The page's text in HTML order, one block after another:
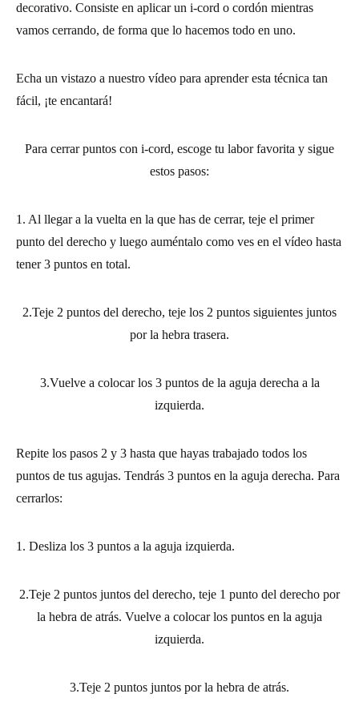
decorativo. Consiste en aplicar un i-cord o cordón mientras
vamos cerrando, de forma que lo hacemos todo en uno.
Echa un vistazo a nuestro vídeo para aprender esta técnica tan
fácil, ¡te encantará!
Para cerrar puntos con i-cord, escoge tu labor favorita y sigue
estos pasos:
1. Al llegar a la vuelta en la que has de cerrar, teje el primer
punto del derecho y luego auméntalo como ves en el vídeo hasta
tener 3 puntos en total.
2.Teje 2 puntos del derecho, teje los 2 puntos siguientes juntos
por la hebra trasera.
3.Vuelve a colocar los 3 puntos de la aguja derecha a la
izquierda.
Repite los pasos 2 y 3 hasta que hayas trabajado todos los
puntos de tus agujas. Tendrás 3 puntos en la aguja derecha. Para
cerrarlos:
1. Desliza los 3 puntos a la aguja izquierda.
2.Teje 2 puntos juntos del derecho, teje 1 punto del derecho por
la hebra de atrás. Vuelve a colocar los puntos en la aguja
izquierda.
3.Teje 2 puntos juntos por la hebra de atrás.